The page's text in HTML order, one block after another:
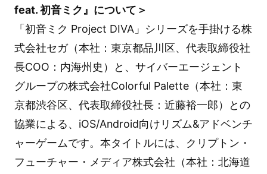
feat. 初音ミク』について＞
「初音ミク Project DIVA」シリーズを手掛ける株
式会社セガ（本社：東京都品川区、代表取締役社
長COO：内海州史）と、サイバーエージェント
グループの株式会社Colorful Palette（本社：東
京都渋谷区、代表取締役社長：近藤裕一郎）との
協業による、iOS/Android向けリズム&アドベンチ
ャーゲームです。本タイトルには、クリプトン・
フューチャー・メディア株式会社（本社：北海道